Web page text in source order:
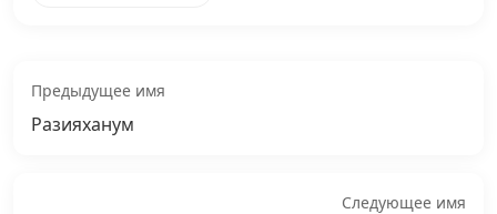
Предыдущее имя
Разияханум
Следующее имя